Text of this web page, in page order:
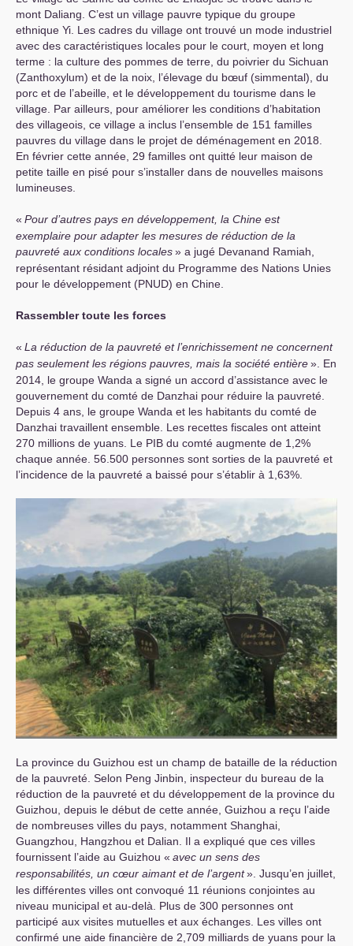
mont Daliang. C’est un village pauvre typique du groupe
ethnique Yi. Les cadres du village ont trouvé un mode industriel
avec des caractéristiques locales pour le court, moyen et long
terme : la culture des pommes de terre, du poivrier du Sichuan
(Zanthoxylum) et de la noix, l’élevage du bœuf (simmental), du
porc et de l’abeille, et le développement du tourisme dans le
village. Par ailleurs, pour améliorer les conditions d’habitation
des villageois, ce village a inclus l’ensemble de 151 familles
pauvres du village dans le projet de déménagement en 2018.
En février cette année, 29 familles ont quitté leur maison de
petite taille en pisé pour s’installer dans de nouvelles maisons
lumineuses.
« Pour d’autres pays en développement, la Chine est
exemplaire pour adapter les mesures de réduction de la
pauvreté aux conditions locales» a jugé Devanand Ramiah,
représentant résidant adjoint du Programme des Nations Unies
pour le développement (PNUD) en Chine.
Rassembler toute les forces
« La réduction de la pauvreté et l’enrichissement ne concernent
pas seulement les régions pauvres, mais la société entière». En
2014, le groupe Wanda a signé un accord d’assistance avec le
gouvernement du comté de Danzhai pour réduire la pauvreté.
Depuis 4 ans, le groupe Wanda et les habitants du comté de
Danzhai travaillent ensemble. Les recettes fiscales ont atteint
270 millions de yuans. Le PIB du comté augmente de 1,2%
chaque année. 56.500 personnes sont sorties de la pauvreté et
l’incidence de la pauvreté a baissé pour s’établir à 1,63%.
La province du Guizhou est un champ de bataille de la réduction
de la pauvreté. Selon Peng Jinbin, inspecteur du bureau de la
réduction de la pauvreté et du développement de la province du
Guizhou, depuis le début de cette année, Guizhou a reçu l’aide
de nombreuses villes du pays, notamment Shanghai,
Guangzhou, Hangzhou et Dalian. Il a expliqué que ces villes
fournissent l’aide au Guizhou « avec un sens des
responsabilités, un cœur aimant et de l’argent». Jusqu’en juillet,
les différentes villes ont convoqué 11 réunions conjointes au
niveau municipal et au-delà. Plus de 300 personnes ont
participé aux visites mutuelles et aux échanges. Les villes ont
confirmé une aide financière de 2,709 milliards de yuans pour la